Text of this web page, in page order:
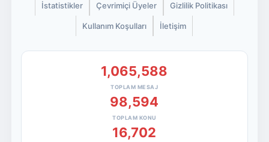
İstatistikler Çevrimiçi Üyeler Gizlilik Politikası
Kullanım Koşulları İletişim
1,065,588
TOPLAM MESAJ
98,594
TOPLAM KONU
16,702